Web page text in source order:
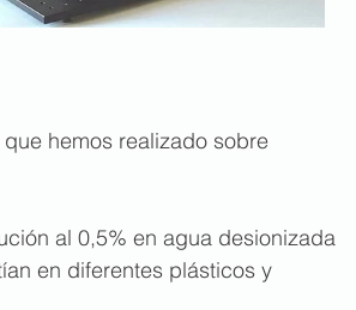
hemos realizado sobre
al 0,5% en agua desionizada
en diferentes plásticos y